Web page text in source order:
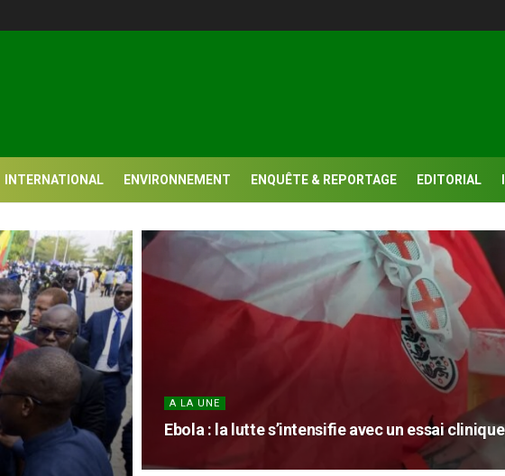
INTERNATIONAL ENVIRONNEMENT ENQUÊTE & REPORTAGE EDITORIAL
A LA UNE
Ebola : la lutte s’intensifie avec un essai clinique